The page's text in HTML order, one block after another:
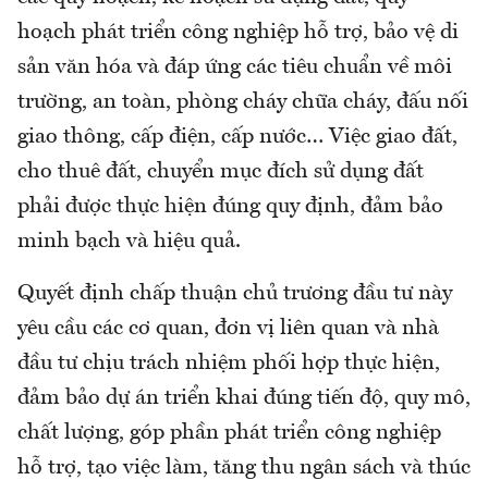
hoạch phát triển công nghiệp hỗ trợ, bảo vệ di
sản văn hóa và đáp ứng các tiêu chuẩn về môi
trường, an toàn, phòng cháy chữa cháy, đấu nối
giao thông, cấp điện, cấp nước… Việc giao đất,
cho thuê đất, chuyển mục đích sử dụng đất
phải được thực hiện đúng quy định, đảm bảo
minh bạch và hiệu quả.
Quyết định chấp thuận chủ trương đầu tư này
yêu cầu các cơ quan, đơn vị liên quan và nhà
đầu tư chịu trách nhiệm phối hợp thực hiện,
đảm bảo dự án triển khai đúng tiến độ, quy mô,
chất lượng, góp phần phát triển công nghiệp
hỗ trợ, tạo việc làm, tăng thu ngân sách và thúc